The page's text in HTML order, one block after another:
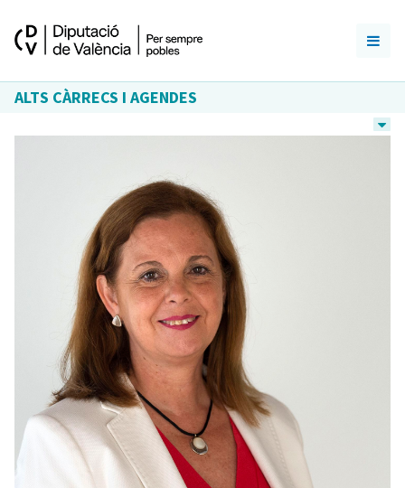
ALTS CÀRRECS I AGENDES